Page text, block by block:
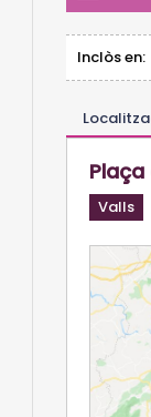
Inclòs en:
Plaça
Valls